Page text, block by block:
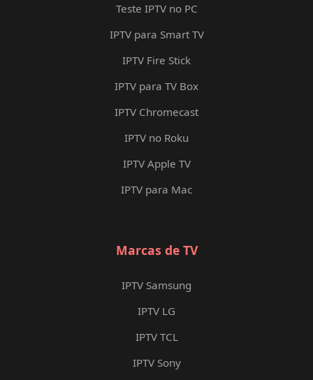
Teste IPTV no PC
IPTV para Smart TV
IPTV Fire Stick
IPTV para TV Box
IPTV Chromecast
IPTV no Roku
IPTV Apple TV
IPTV para Mac
Marcas de TV
IPTV Samsung
IPTV LG
IPTV TCL
IPTV Sony